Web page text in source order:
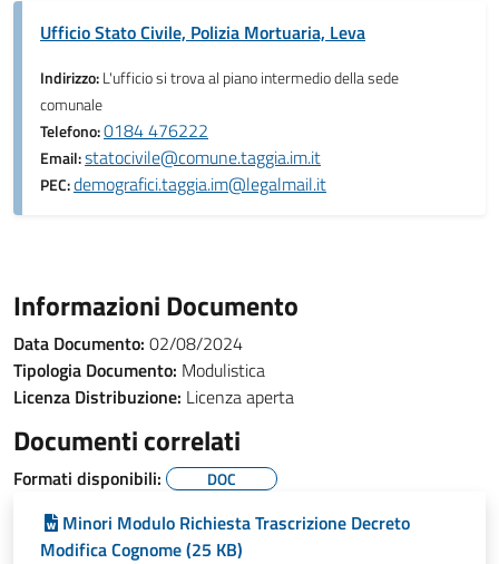
Ufficio Stato Civile, Polizia Mortuaria, Leva
Indirizzo:L'ufficio si trova al piano intermedio della sede
comunale
Telefono:0184 476222
Email:statocivile@comune.taggia.im.it
PEC:demografici.taggia.im@legalmail.it
Informazioni Documento
Data Documento: 02/08/2024
Tipologia Documento: Modulistica
Licenza Distribuzione: Licenza aperta
Documenti correlati
Formati disponibili: DOC
Minori Modulo Richiesta Trascrizione Decreto
Modifica Cognome (25 KB)